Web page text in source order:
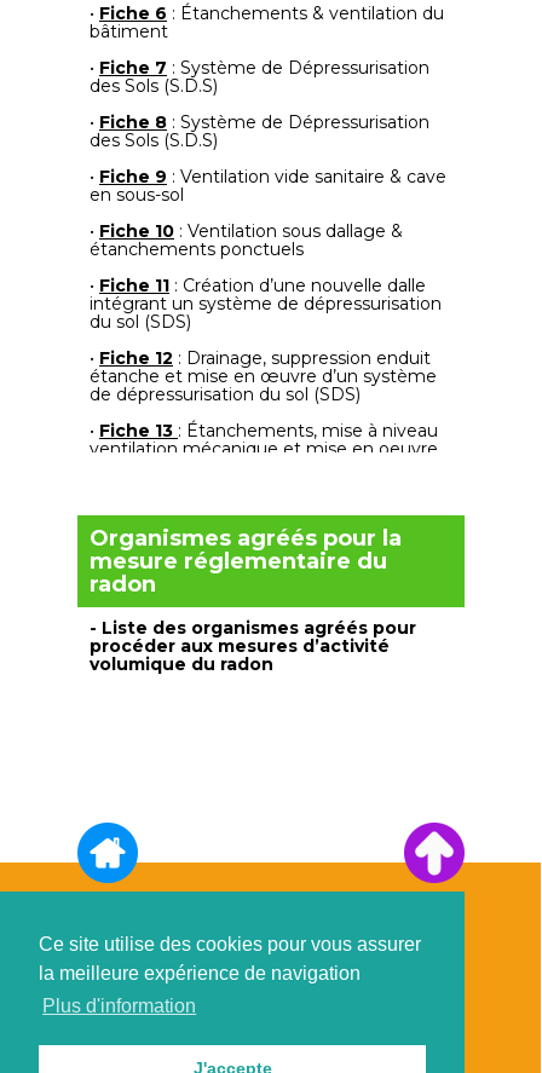
Ce site utilise des cookies pour vous assurer
la meilleure expérience de navigation
Plus d'information
J'accepte
Approche-ÉcoHabitat
53, impasse de l'Odet
• Fiche 6 : Étanchements & ventilation du
bâtiment
• Fiche 7 : Système de Dépressurisation
des Sols (S.D.S)
• Fiche 8 : Système de Dépressurisation
des Sols (S.D.S)
• Fiche 9 : Ventilation vide sanitaire & cave
en sous-sol
• Fiche 10 : Ventilation sous dallage &
étanchements ponctuels
• Fiche 11 : Création d’une nouvelle dalle
intégrant un système de dépressurisation
du sol (SDS)
• Fiche 12 : Drainage, suppression enduit
étanche et mise en œuvre d’un système
de dépressurisation du sol (SDS)
• Fiche 13 : Étanchements, mise à niveau
ventilation mécanique et mise en oeuvre
Organismes agréés pour la
mesure réglementaire du
radon
- Liste des organismes agréés pour
procéder aux mesures d’activité
volumique du radon